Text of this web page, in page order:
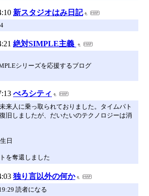
新スタジオはみ日記
絶対SIMPLE主義
シリーズを応援するブログ
べろシティ
来人に乗っ取られておりました。タイムパト
旧しましたが、だいたいのテクノロジーは消
日
を奪還しました
独り言以外の何か
読者になる